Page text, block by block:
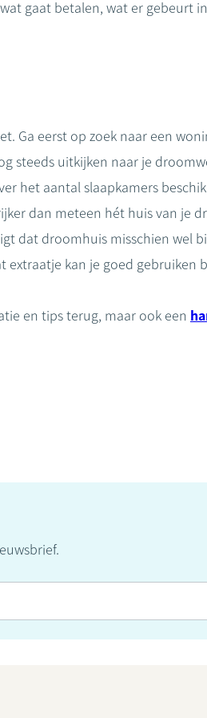
gaat betalen, wat er gebeurt
Ga eerst op zoek naar een
steeds uitkijken naar je
het aantal slaapkamers
dan meteen hét huis van je
dat droomhuis misschien wel
extraatje kan je goed gebruiken
en tips terug, maar ook een